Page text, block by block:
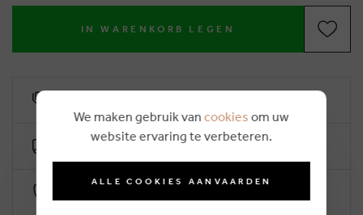
IN WARENKORB LEGEN
Kostenlose Lieferung ab €50
We maken gebruik van cookies om uw
website ervaring te verbeteren.
ALLE COOKIES AANVAARDEN